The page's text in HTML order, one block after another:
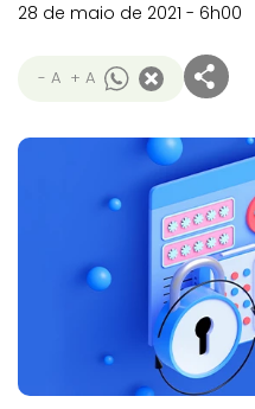
28 de maio de 2021 - 6h00
- A + A